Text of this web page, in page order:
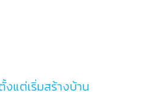
งแต่เริ่มสร้างบ้าน